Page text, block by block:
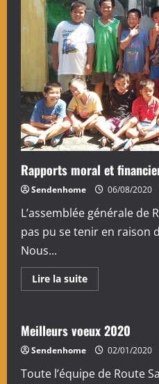
Rapports moral et
Sendenhome 06/08/2020
L’assemblée générale de
pas pu se tenir en raison
Nous...
Lire la suiteEn
savoir
moral
et
financier
2019
Meilleurs voeux 2020
Sendenhome 02/01/2020
Toute l’équipe de Route